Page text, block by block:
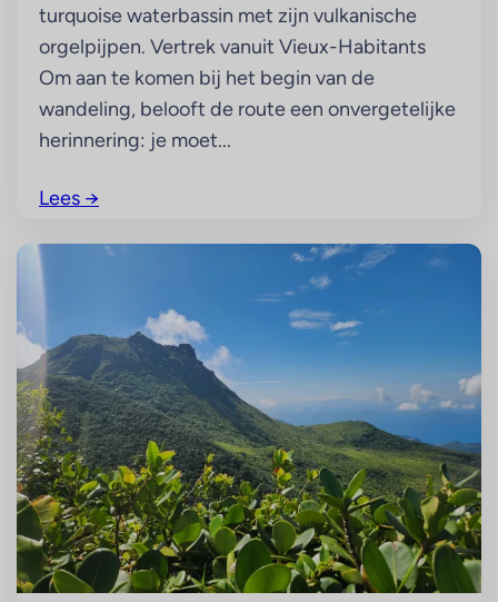
turquoise waterbassin met zijn vulkanische
orgelpijpen. Vertrek vanuit Vieux-Habitants
Om aan te komen bij het begin van de
wandeling, belooft de route een onvergetelijke
herinnering: je moet...
Lees →